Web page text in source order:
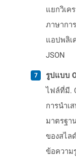
แยกวิเค
ภาษากา
แอปพลิเ
JSON
รูปแบบ
ไฟล์ที่มี.
การนำเ
มาตรฐา
ของสไล
ข้อความ